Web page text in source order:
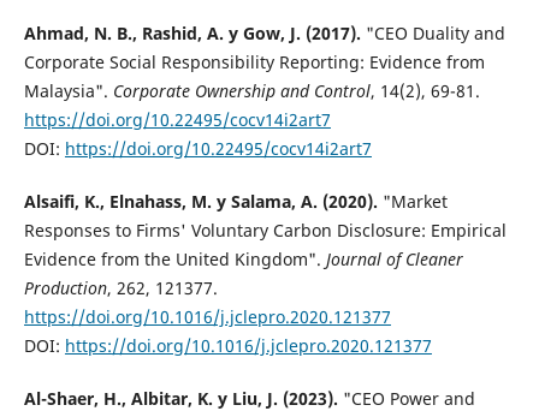
Ahmad, N. B., Rashid, A. y Gow, J. (2017). "CEO Duality and
Corporate Social Responsibility Reporting: Evidence from
Malaysia". Corporate Ownership and Control, 14(2), 69-81.
https://doi.org/10.22495/cocv14i2art7
DOI: https://doi.org/10.22495/cocv14i2art7
Alsaifi, K., Elnahass, M. y Salama, A. (2020). "Market
Responses to Firms' Voluntary Carbon Disclosure: Empirical
Evidence from the United Kingdom". Journal of Cleaner
Production, 262, 121377.
https://doi.org/10.1016/j.jclepro.2020.121377
DOI: https://doi.org/10.1016/j.jclepro.2020.121377
Al-Shaer, H., Albitar, K. y Liu, J. (2023). "CEO Power and